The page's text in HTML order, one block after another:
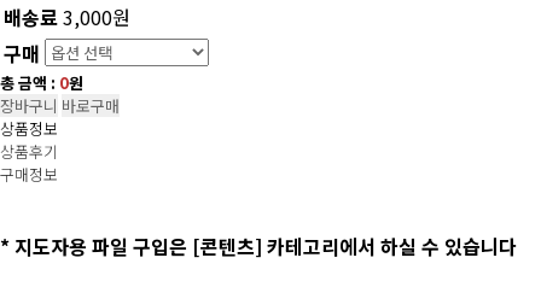
배송료3,000원
구매
총 금액 : 0원
장바구니 바로구매
상품정보
상품후기
구매정보
* 지도자용 파일 구입은 [콘텐츠] 카테고리에서 하실 수 있습니다